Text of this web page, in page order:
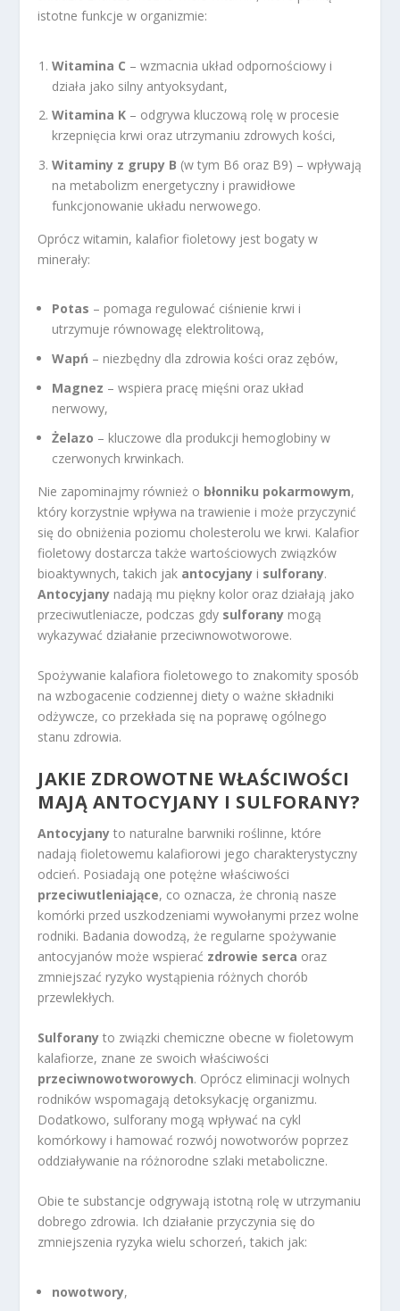
istotne funkcje w organizmie:
Witamina C – wzmacnia układ odpornościowy i
działa jako silny antyoksydant,
Witamina K – odgrywa kluczową rolę w procesie
krzepnięcia krwi oraz utrzymaniu zdrowych kości,
Witaminy z grupy B (w tym B6 oraz B9) – wpływają
na metabolizm energetyczny i prawidłowe
funkcjonowanie układu nerwowego.
Oprócz witamin, kalafior fioletowy jest bogaty w
minerały:
Potas – pomaga regulować ciśnienie krwi i
utrzymuje równowagę elektrolitową,
Wapń – niezbędny dla zdrowia kości oraz zębów,
Magnez – wspiera pracę mięśni oraz układ
nerwowy,
Żelazo – kluczowe dla produkcji hemoglobiny w
czerwonych krwinkach.
Nie zapominajmy również o błonniku pokarmowym,
który korzystnie wpływa na trawienie i może przyczynić
się do obniżenia poziomu cholesterolu we krwi. Kalafior
fioletowy dostarcza także wartościowych związków
bioaktywnych, takich jak antocyjany i sulforany.
Antocyjany nadają mu piękny kolor oraz działają jako
przeciwutleniacze, podczas gdy sulforany mogą
wykazywać działanie przeciwnowotworowe.
Spożywanie kalafiora fioletowego to znakomity sposób
na wzbogacenie codziennej diety o ważne składniki
odżywcze, co przekłada się na poprawę ogólnego
stanu zdrowia.
JAKIE ZDROWOTNE WŁAŚCIWOŚCI
MAJĄ ANTOCYJANY I SULFORANY?
Antocyjany to naturalne barwniki roślinne, które
nadają fioletowemu kalafiorowi jego charakterystyczny
odcień. Posiadają one potężne właściwości
przeciwutleniające, co oznacza, że chronią nasze
komórki przed uszkodzeniami wywołanymi przez wolne
rodniki. Badania dowodzą, że regularne spożywanie
antocyjanów może wspierać zdrowie serca oraz
zmniejszać ryzyko wystąpienia różnych chorób
przewlekłych.
Sulforany to związki chemiczne obecne w fioletowym
kalafiorze, znane ze swoich właściwości
przeciwnowotworowych. Oprócz eliminacji wolnych
rodników wspomagają detoksykację organizmu.
Dodatkowo, sulforany mogą wpływać na cykl
komórkowy i hamować rozwój nowotworów poprzez
oddziaływanie na różnorodne szlaki metaboliczne.
Obie te substancje odgrywają istotną rolę w utrzymaniu
dobrego zdrowia. Ich działanie przyczynia się do
zmniejszenia ryzyka wielu schorzeń, takich jak:
nowotwory,